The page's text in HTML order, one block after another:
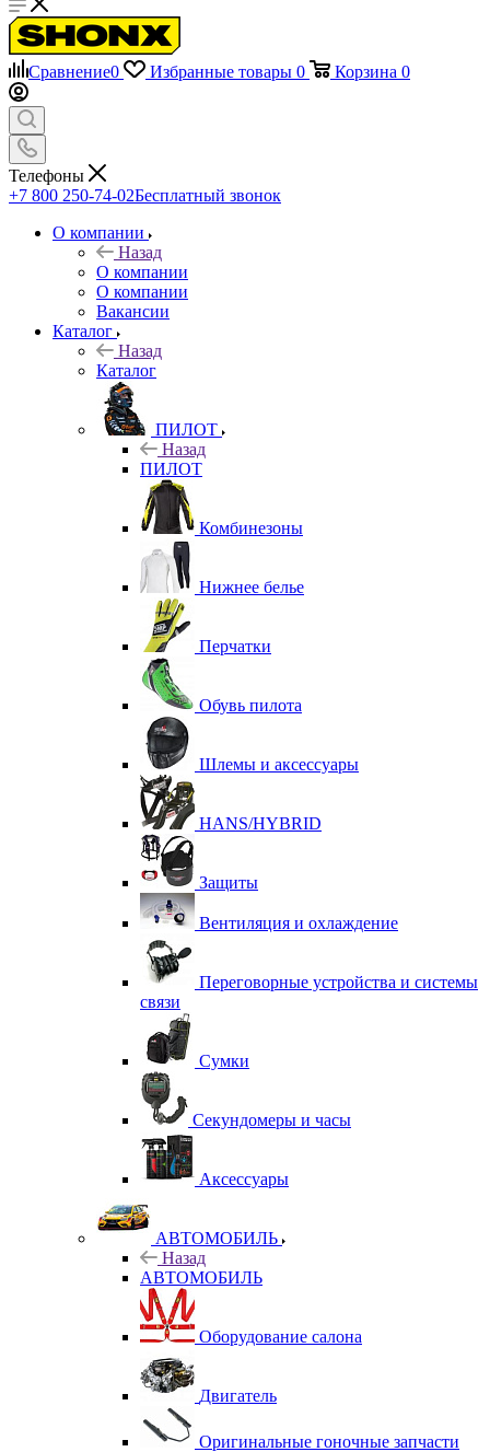
Сравнение0 Избранные товары 0 Корзина 0
Телефоны
+7 800 250-74-02Бесплатный звонок
О компании
Назад
О компании
О компании
Вакансии
Каталог
Назад
Каталог
ПИЛОТ
Назад
ПИЛОТ
Комбинезоны
Нижнее белье
Перчатки
Обувь пилота
Шлемы и аксессуары
HANS/HYBRID
Защиты
Вентиляция и охлаждение
Переговорные устройства и системы
связи
Сумки
Секундомеры и часы
Аксессуары
АВТОМОБИЛЬ
Назад
АВТОМОБИЛЬ
Оборудование салона
Двигатель
Оригинальные гоночные запчасти